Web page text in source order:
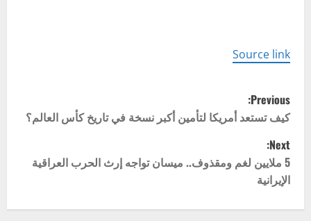
Source link
P
o
s
t
n
Previous:
كيف تستعد أمريكا لتأمين أكبر نسخة في تاريخ كأس العالم؟
Next:
5 ملايين لغم ومقذوف.. ميسان تواجه إرث الحرب العراقية
الإيرانية